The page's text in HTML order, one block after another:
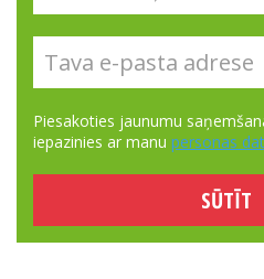
Piesakoties jaunumu
iepazinies ar manu personas